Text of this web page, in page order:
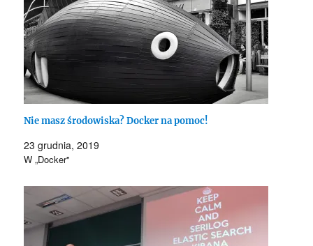
Nie masz środowiska? Docker na pomoc!
23 grudnia, 2019
W „Docker"